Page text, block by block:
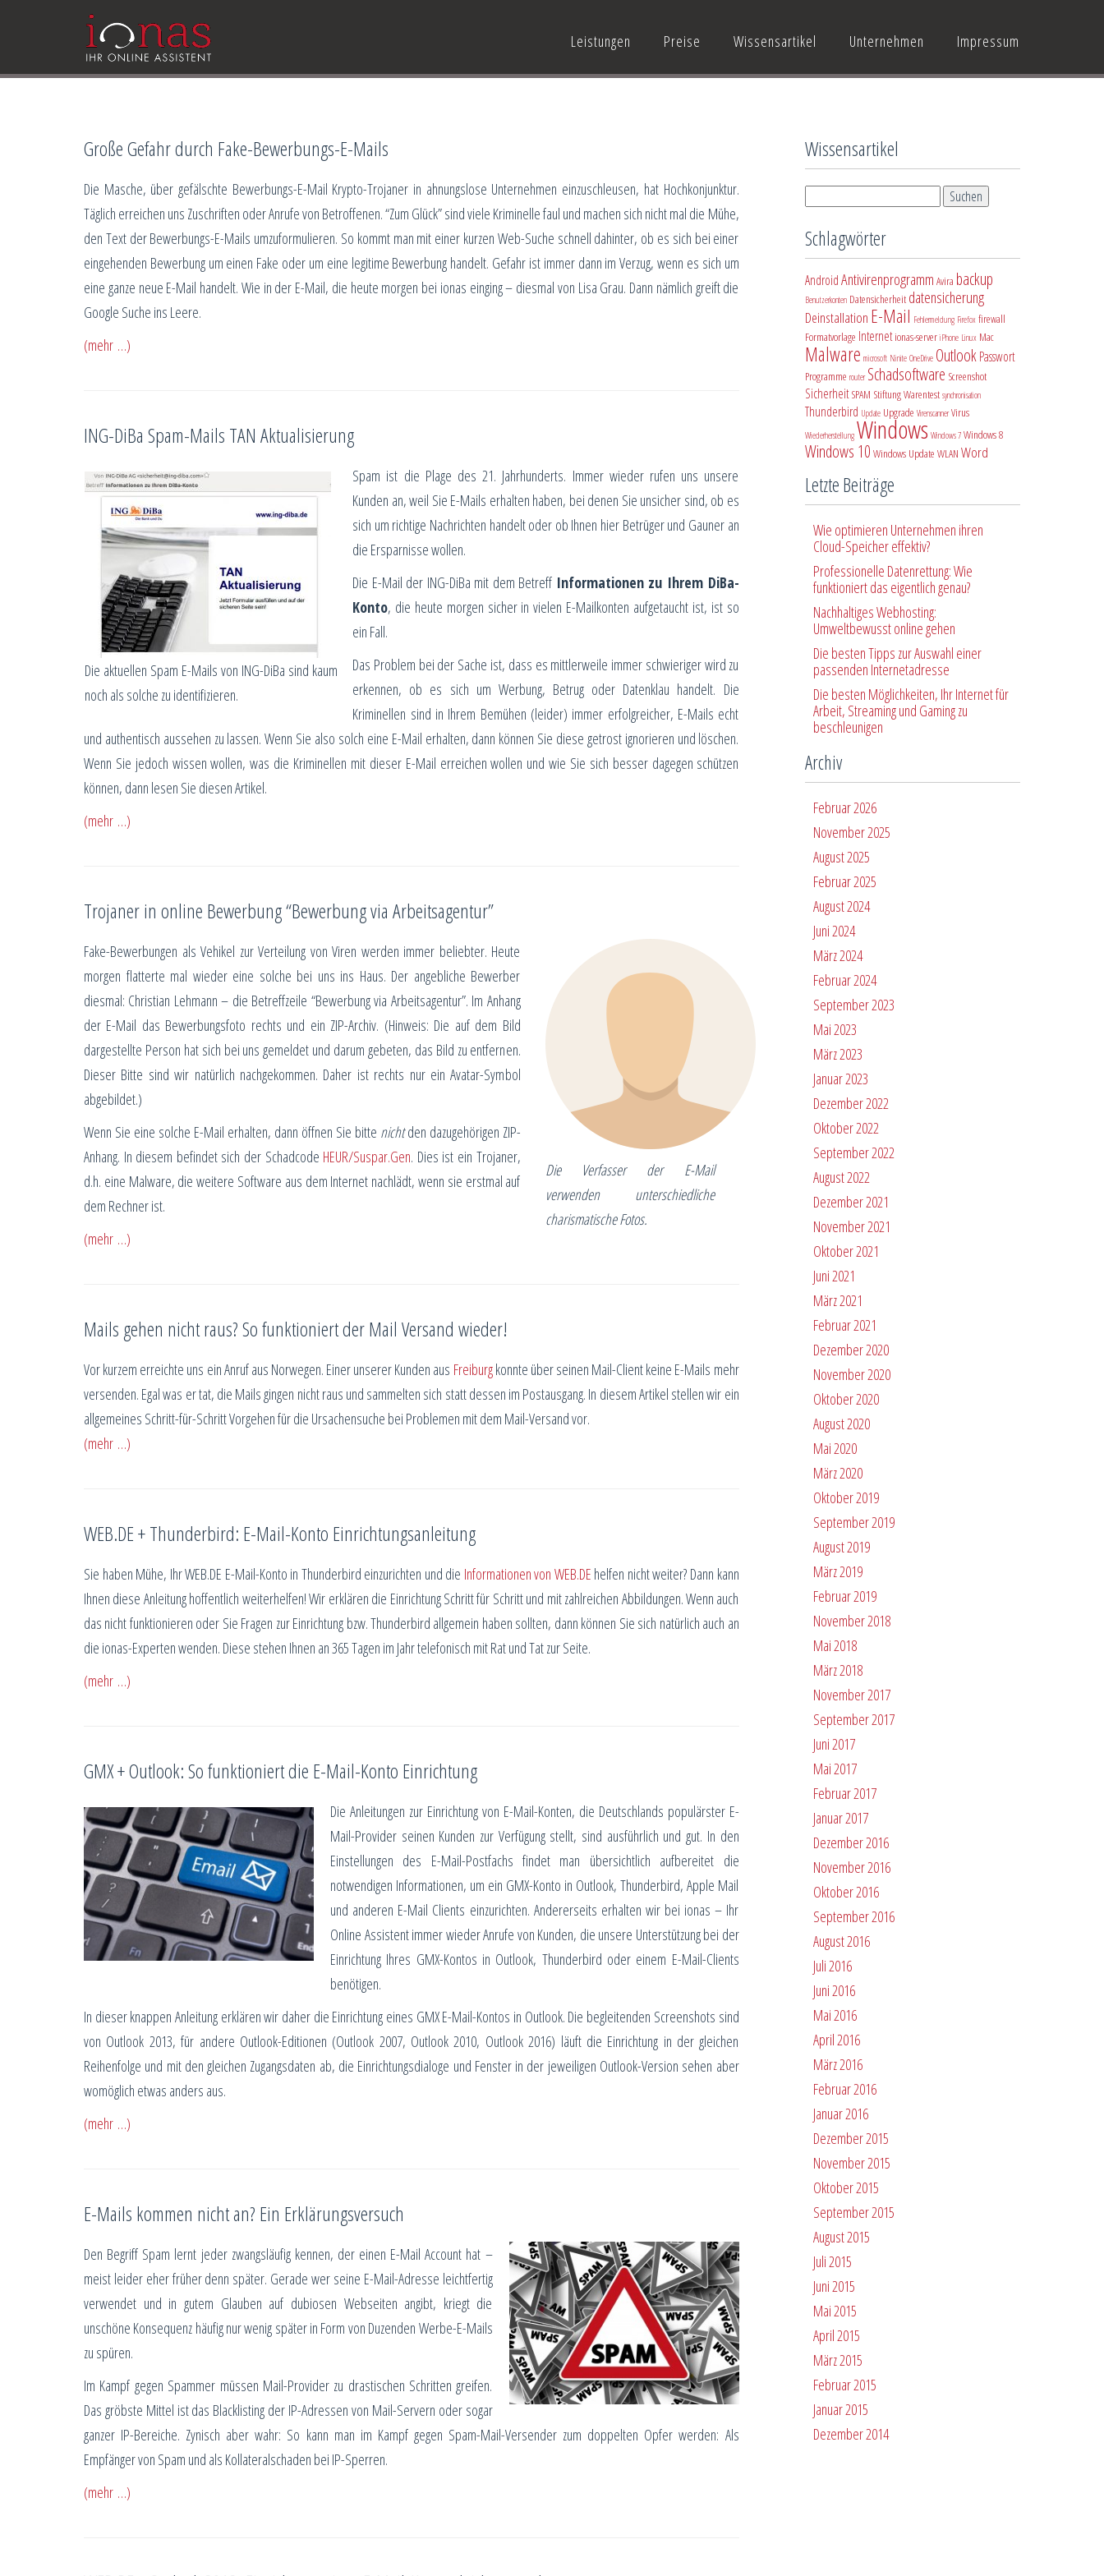
Leistungen Preise Wissensartikel Unternehmen Impressum
Große Gefahr durch Fake-Bewerbungs-E-Mails
Die Masche, über gefälschte Bewerbungs-E-Mail Krypto-Trojaner in ahnungslose Unternehmen einzuschleusen, hat Hochkonjunktur.
Täglich erreichen uns Zuschriften oder Anrufe von Betroffenen. “Zum Glück” sind viele Kriminelle faul und machen sich nicht mal die Mühe,
den Text der Bewerbungs-E-Mails umzuformulieren. So kommt man mit einer kurzen Web-Suche schnell dahinter, ob es sich bei einer
eingehenden Bewerbung um einen Fake oder um eine legitime Bewerbung handelt. Gefahr ist immer dann im Verzug, wenn es sich um
eine ganze neue E-Mail handelt. Wie in der E-Mail, die heute morgen bei ionas einging – diesmal von Lisa Grau. Dann nämlich greift die
Google Suche ins Leere.
(mehr …)
ING-DiBa Spam-Mails TAN Aktualisierung
Die aktuellen Spam E-Mails von ING-DiBa sind kaum
noch als solche zu identifizieren.
Spam ist die Plage des 21. Jahrhunderts. Immer wieder rufen uns unsere
Kunden an, weil Sie E-Mails erhalten haben, bei denen Sie unsicher sind, ob es
sich um richtige Nachrichten handelt oder ob Ihnen hier Betrüger und Gauner an
die Ersparnisse wollen.
Die E-Mail der ING-DiBa mit dem Betreff Informationen zu Ihrem DiBa-
Konto, die heute morgen sicher in vielen E-Mailkonten aufgetaucht ist, ist so
ein Fall.
Das Problem bei der Sache ist, dass es mittlerweile immer schwieriger wird zu
erkennen, ob es sich um Werbung, Betrug oder Datenklau handelt. Die
Kriminellen sind in Ihrem Bemühen (leider) immer erfolgreicher, E-Mails echt
und authentisch aussehen zu lassen. Wenn Sie also solch eine E-Mail erhalten, dann können Sie diese getrost ignorieren und löschen.
Wenn Sie jedoch wissen wollen, was die Kriminellen mit dieser E-Mail erreichen wollen und wie Sie sich besser dagegen schützen
können, dann lesen Sie diesen Artikel.
(mehr …)
Trojaner in online Bewerbung “Bewerbung via Arbeitsagentur”
Die Verfasser der E-Mail
verwenden unterschiedliche
charismatische Fotos.
Fake-Bewerbungen als Vehikel zur Verteilung von Viren werden immer beliebter. Heute
morgen flatterte mal wieder eine solche bei uns ins Haus. Der angebliche Bewerber
diesmal: Christian Lehmann – die Betreffzeile “Bewerbung via Arbeitsagentur”. Im Anhang
der E-Mail das Bewerbungsfoto rechts und ein ZIP-Archiv. (Hinweis: Die auf dem Bild
dargestellte Person hat sich bei uns gemeldet und darum gebeten, das Bild zu entfernen.
Dieser Bitte sind wir natürlich nachgekommen. Daher ist rechts nur ein Avatar-Symbol
abgebildet.)
Wenn Sie eine solche E-Mail erhalten, dann öffnen Sie bitte nichtden dazugehörigen ZIP-
Anhang. In diesem befindet sich der Schadcode HEUR/Suspar.Gen. Dies ist ein Trojaner,
d.h. eine Malware, die weitere Software aus dem Internet nachlädt, wenn sie erstmal auf
dem Rechner ist.
(mehr …)
Mails gehen nicht raus? So funktioniert der Mail Versand wieder!
Vor kurzem erreichte uns ein Anruf aus Norwegen. Einer unserer Kunden aus Freiburgkonnte über seinen Mail-Client keine E-Mails mehr
versenden. Egal was er tat, die Mails gingen nicht raus und sammelten sich statt dessen im Postausgang. In diesem Artikel stellen wir ein
allgemeines Schritt-für-Schritt Vorgehen für die Ursachensuche bei Problemen mit dem Mail-Versand vor.
(mehr …)
WEB.DE + Thunderbird: E-Mail-Konto Einrichtungsanleitung
Sie haben Mühe, Ihr WEB.DE E-Mail-Konto in Thunderbird einzurichten und die Informationen von WEB.DE helfen nicht weiter? Dann kann
Ihnen diese Anleitung hoffentlich weiterhelfen! Wir erklären die Einrichtung Schritt für Schritt und mit zahlreichen Abbildungen. Wenn auch
das nicht funktionieren oder Sie Fragen zur Einrichtung bzw. Thunderbird allgemein haben sollten, dann können Sie sich natürlich auch an
die ionas-Experten wenden. Diese stehen Ihnen an 365 Tagen im Jahr telefonisch mit Rat und Tat zur Seite.
(mehr …)
GMX + Outlook: So funktioniert die E-Mail-Konto Einrichtung
Die Anleitungen zur Einrichtung von E-Mail-Konten, die Deutschlands populärster E-
Mail-Provider seinen Kunden zur Verfügung stellt, sind ausführlich und gut. In den
Einstellungen des E-Mail-Postfachs findet man übersichtlich aufbereitet die
notwendigen Informationen, um ein GMX-Konto in Outlook, Thunderbird, Apple Mail
und anderen E-Mail Clients einzurichten. Andererseits erhalten wir bei ionas – Ihr
Online Assistent immer wieder Anrufe von Kunden, die unsere Unterstützung bei der
Einrichtung Ihres GMX-Kontos in Outlook, Thunderbird oder einem E-Mail-Clients
benötigen.
In dieser knappen Anleitung erklären wir daher die Einrichtung eines GMX E-Mail-Kontos in Outlook. Die begleitenden Screenshots sind
von Outlook 2013, für andere Outlook-Editionen (Outlook 2007, Outlook 2010, Outlook 2016) läuft die Einrichtung in der gleichen
Reihenfolge und mit den gleichen Zugangsdaten ab, die Einrichtungsdialoge und Fenster in der jeweiligen Outlook-Version sehen aber
womöglich etwas anders aus.
(mehr …)
E-Mails kommen nicht an? Ein Erklärungsversuch
Den Begriff Spam lernt jeder zwangsläufig kennen, der einen E-Mail Account hat –
meist leider eher früher denn später. Gerade wer seine E-Mail-Adresse leichtfertig
verwendet und in gutem Glauben auf dubiosen Webseiten angibt, kriegt die
unschöne Konsequenz häufig nur wenig später in Form von Duzenden Werbe-E-Mails
zu spüren.
Im Kampf gegen Spammer müssen Mail-Provider zu drastischen Schritten greifen.
Das gröbste Mittel ist das Blacklisting der IP-Adressen von Mail-Servern oder sogar
ganzer IP-Bereiche. Zynisch aber wahr: So kann man im Kampf gegen Spam-Mail-Versender zum doppelten Opfer werden: Als
Empfänger von Spam und als Kollateralschaden bei IP-Sperren.
(mehr …)
Wissensartikel
Schlagwörter
AndroidAntivirenprogramm Avira backup
Benutzerkonten Datensicherheit datensicherung
Deinstallation E-Mail Fehlermeldung Firefox firewall
Formatvorlage Internet ionas-server iPhone Linux Mac
Malware microsoft Ninite OneDrive Outlook Passwort
Programme router Schadsoftware Screenshot
Sicherheit SPAM Stiftung Warentest synchronisation
Thunderbird Update Upgrade Virenscanner Virus
Wiederherstellung Windows Windows 7 Windows 8
Windows 10 Windows Update WLAN Word
Letzte Beiträge
Wie optimieren Unternehmen ihren
Cloud-Speicher effektiv?
Professionelle Datenrettung: Wie
funktioniert das eigentlich genau?
Nachhaltiges Webhosting:
Umweltbewusst online gehen
Die besten Tipps zur Auswahl einer
passenden Internetadresse
Die besten Möglichkeiten, Ihr Internet für
Arbeit, Streaming und Gaming zu
beschleunigen
Archiv
Februar 2026
November 2025
August 2025
Februar 2025
August 2024
Juni 2024
März 2024
Februar 2024
September 2023
Mai 2023
März 2023
Januar 2023
Dezember 2022
Oktober 2022
September 2022
August 2022
Dezember 2021
November 2021
Oktober 2021
Juni 2021
März 2021
Februar 2021
Dezember 2020
November 2020
Oktober 2020
August 2020
Mai 2020
März 2020
Oktober 2019
September 2019
August 2019
März 2019
Februar 2019
November 2018
Mai 2018
März 2018
November 2017
September 2017
Juni 2017
Mai 2017
Februar 2017
Januar 2017
Dezember 2016
November 2016
Oktober 2016
September 2016
August 2016
Juli 2016
Juni 2016
Mai 2016
April 2016
März 2016
Februar 2016
Januar 2016
Dezember 2015
November 2015
Oktober 2015
September 2015
August 2015
Juli 2015
Juni 2015
Mai 2015
April 2015
März 2015
Februar 2015
Januar 2015
Dezember 2014